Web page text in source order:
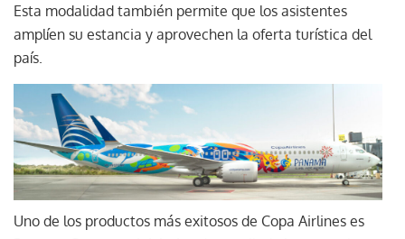
Esta modalidad también permite que los asistentes
amplíen su estancia y aprovechen la oferta turística del
país.
Uno de los productos más exitosos de Copa Airlines es